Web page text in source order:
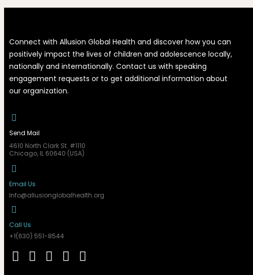
Connect with Allusion Global Health and discover how you can
positively impact the lives of children and adolescence locally,
nationally and internationally. Contact us with speaking
engagement requests or to get additional information about
our organization.
Send Mail
4610 North Clark St. #1110
Chicago, IL 60640 (USA)
Email Us
Info@allusionglobalhealth.org
Call Us
+1(630) 551-8544